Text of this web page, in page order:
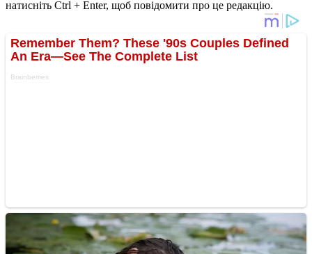
натисніть Ctrl + Enter, щоб повідомити про це редакцію.